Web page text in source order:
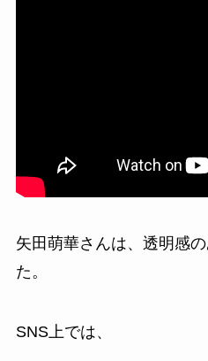
矢田萌華さんは、透明感
た。
SNS上では、